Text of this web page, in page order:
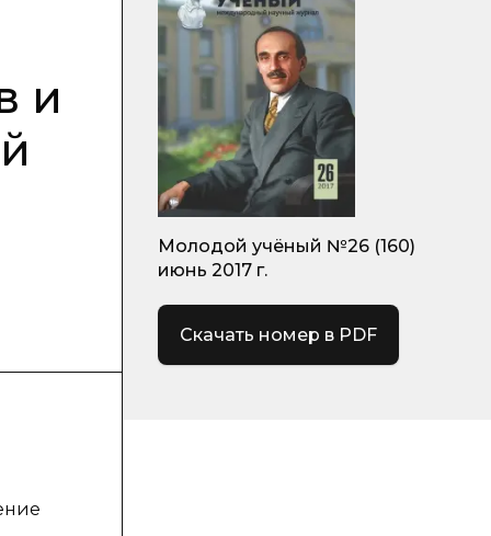
и
Молодой учёный №26 (160)
июнь 2017 г.
Скачать номер в PDF